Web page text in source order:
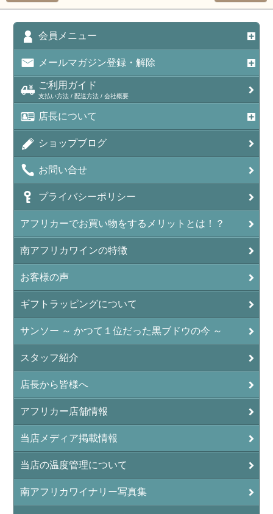
会員メニュー
メールマガジン登録・解除
ご利用ガイド
支払い方法 / 配送方法 / 会社概要
店長について
ショップブログ
お問い合せ
プライバシーポリシー
アフリカーでお買い物をするメリットとは！？
南アフリカワインの特徴
お客様の声
ギフトラッピングについて
サンソー ～ かつて１位だった黒ブドウの今 ～
スタッフ紹介
店長から皆様へ
アフリカー店舗情報
当店メディア掲載情報
当店の温度管理について
南アフリカワイナリー写真集